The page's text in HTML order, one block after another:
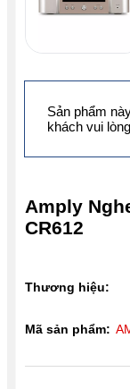
Amply
CR612
Thương hiệu:
Mã sản phẩm:
Sản phẩm
khách vui